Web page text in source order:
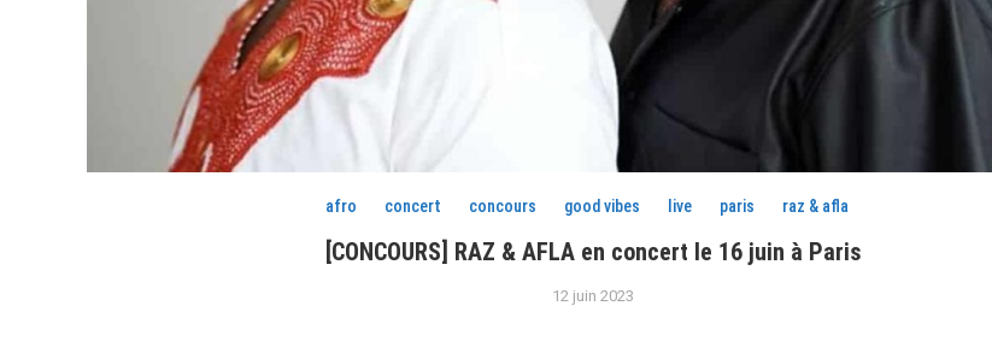
afro concert concours good vibes live paris raz & afla
[CONCOURS] RAZ & AFLA en concert le 16 juin à Paris
12 juin 2023